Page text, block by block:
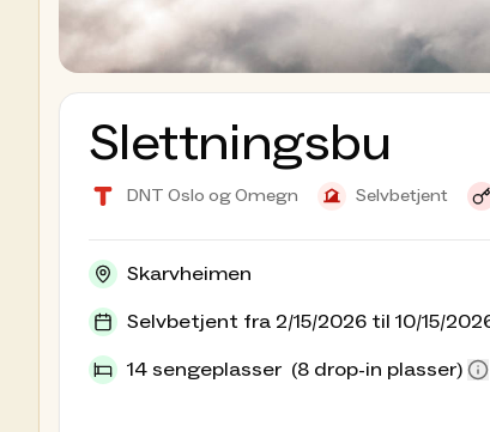
Slettningsbu
DNT Oslo og Omegn Selvbetjent
Skarvheimen
Selvbetjent fra 2/15/2026 til 10/15/
14 sengeplasser (8 drop-in plasser)